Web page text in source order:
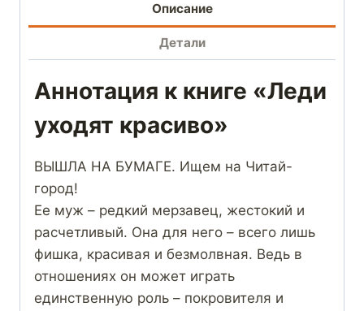
Описание
Детали
Аннотация к книге «Леди
уходят красиво»
ВЫШЛА НА БУМАГЕ. Ищем на Читай-
город!
Ее муж – редкий мерзавец, жестокий и
расчетливый. Она для него – всего лишь
фишка, красивая и безмолвная. Ведь в
отношениях он может играть
единственную роль – покровителя и